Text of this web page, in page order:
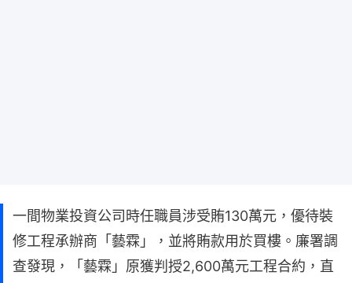
一間物業投資公司時任職員涉受賄130萬元，優待裝
修工程承辦商「藝霖」，並將賄款用於買樓。廉署調
查發現，「藝霖」原獲判授2,600萬元工程合約，直